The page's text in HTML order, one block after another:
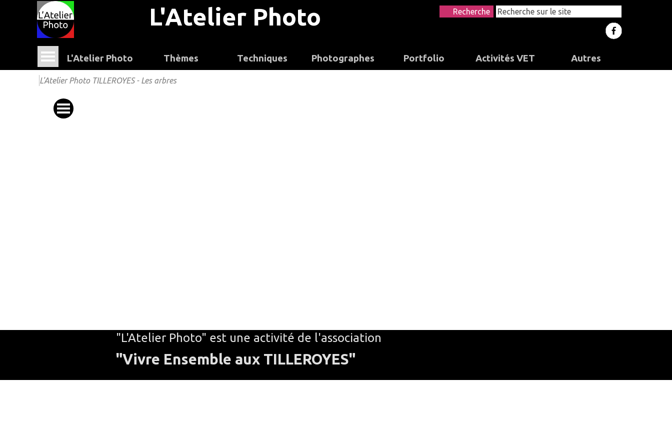
L'Atelier Photo Recherche
L'Atelier Photo Thèmes Techniques Photographes Portfolio Activités VET Autres
L'Atelier Photo TILLEROYES - Les arbres
"Vivre Ensemble aux TILLEROYES"
"L'Atelier Photo" est une activité de l'association